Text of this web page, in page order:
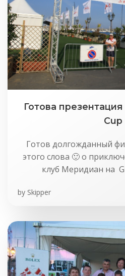
Готова
Cup
Готов долгожданный
этого слова 🙂 о
клуб Меридиан на
by Skipper